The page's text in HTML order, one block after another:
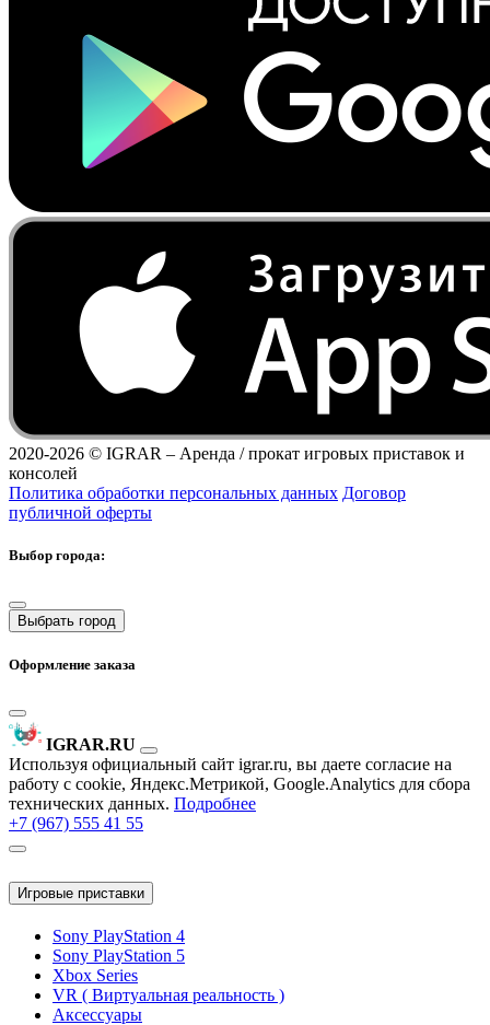
2020-2026 © IGRAR – Аренда / прокат игровых приставок и
консолей
Политика обработки персональных данных Договор
публичной оферты
Выбор города:
Выбрать город
Оформление заказа
IGRAR.RU
Используя официальный сайт igrar.ru, вы даете согласие на
работу с cookie, Яндекс.Метрикой, Google.Analytics для сбора
технических данных. Подробнее
+7 (967) 555 41 55
Игровые приставки
Sony PlayStation 4
Sony PlayStation 5
Xbox Series
VR ( Виртуальная реальность )
Аксессуары